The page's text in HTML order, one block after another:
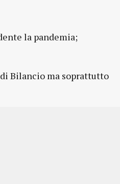
la pandemia;
Bilancio ma soprattutto